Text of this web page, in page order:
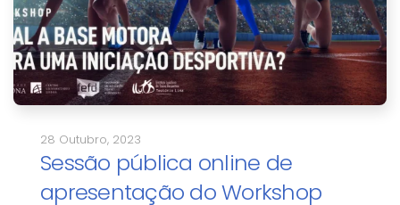
28 Outubro, 2023
Sessão pública online de
apresentação do Workshop